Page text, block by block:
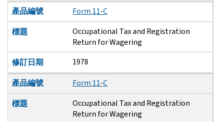
產品編號
Form 11-C
標題
Occupational Tax and Registration
Return for Wagering
修訂日期
1978
產品編號
Form 11-C
標題
Occupational Tax and Registration
Return for Wagering